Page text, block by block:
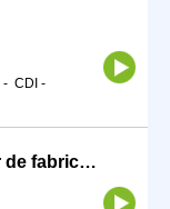
- CDI -
Technicien / Technicienne d'atelier de fabrication de la construc (H/F)